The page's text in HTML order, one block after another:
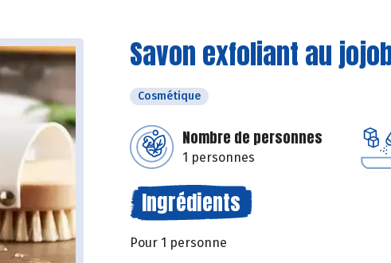
Savon exfoliant au
Cosmétique
Nombre de personnes
1 personnes
Ingrédients
Pour 1 personne